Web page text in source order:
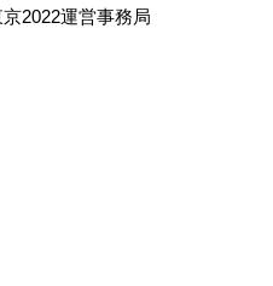
2022運営事務局